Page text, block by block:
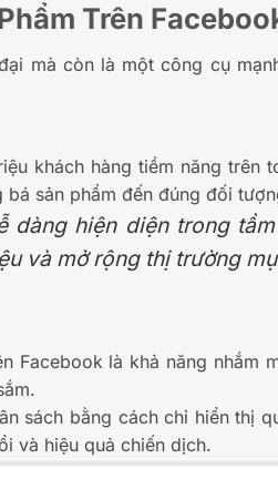
Trên
mà còn là một công cụ
khách hàng tiềm năng trên
sản phẩm đến đúng đối
hiện diện trong
và mở rộng thị trường
là khả năng nhắm
sách bằng cách chỉ hiển thị
và hiệu quả chiến dịch.